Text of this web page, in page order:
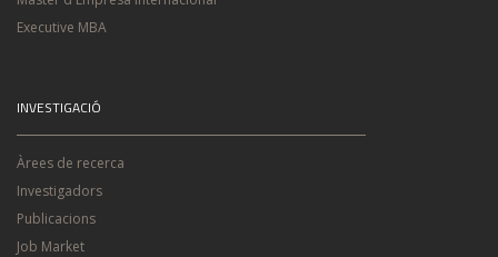
Executive MBA
INVESTIGACIÓ
Àrees de recerca
Investigadors
Publicacions
Job Market